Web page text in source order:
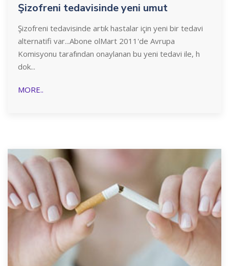
Şizofreni tedavisinde yeni umut
Şizofreni tedavisinde artık hastalar için yeni bir tedavi
alternatifi var...Abone olMart 2011'de Avrupa
Komisyonu tarafından onaylanan bu yeni tedavi ile, h
dok...
MORE..